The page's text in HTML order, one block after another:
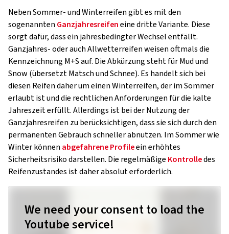
Neben Sommer- und Winterreifen gibt es mit den
sogenannten Ganzjahresreifeneine dritte Variante. Diese
sorgt dafür, dass ein jahresbedingter Wechsel entfällt.
Ganzjahres- oder auch Allwetterreifen weisen oftmals die
Kennzeichnung M+S auf. Die Abkürzung steht für Mud und
Snow (übersetzt Matsch und Schnee). Es handelt sich bei
diesen Reifen daher um einen Winterreifen, der im Sommer
erlaubt ist und die rechtlichen Anforderungen für die kalte
Jahreszeit erfüllt. Allerdings ist bei der Nutzung der
Ganzjahresreifen zu berücksichtigen, dass sie sich durch den
permanenten Gebrauch schneller abnutzen. Im Sommer wie
Winter können abgefahrene Profileein erhöhtes
Sicherheitsrisiko darstellen. Die regelmäßige Kontrolledes
Reifenzustandes ist daher absolut erforderlich.
We need your consent to load the
Youtube service!